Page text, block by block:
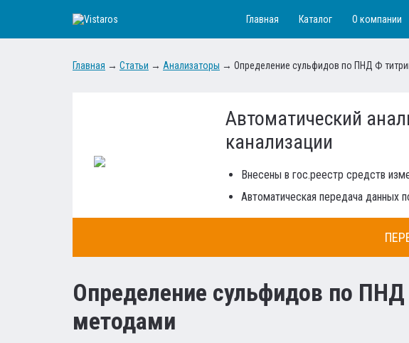
Главная Каталог О компании
Главная → Статьи → Анализаторы → Определение сульфидов по ПНД Ф
Автоматический
канализации
Внесены в гос.реестр средств
Автоматическая передача данных
Определение сульфидов по
методами